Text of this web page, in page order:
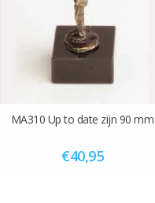
MA310 Up to date zijn 90 mm
€40,95